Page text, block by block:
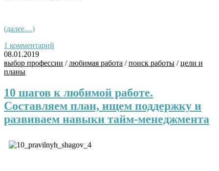
(далее…)
1 комментарий
08.01.2019
выбор профессии /любимая работа /поиск работы /цели и
планы
10 шагов к любимой работе.
Составляем план, ищем поддержку и
развиваем навыки тайм-менеджмента